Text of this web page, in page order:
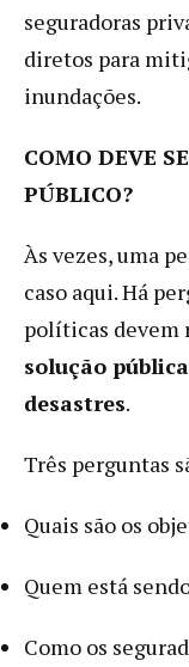
seguradoras
diretos para
inundações.
COMO DEVE
PÚBLICO?
Às vezes, uma
caso aqui. Há
políticas devem
solução
desastres.
Três perguntas
Quais são os
Quem está
Como os